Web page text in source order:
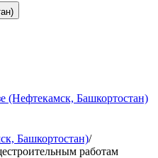
(Нефтекамск, Башкортостан)
Башкортостан)/
работам